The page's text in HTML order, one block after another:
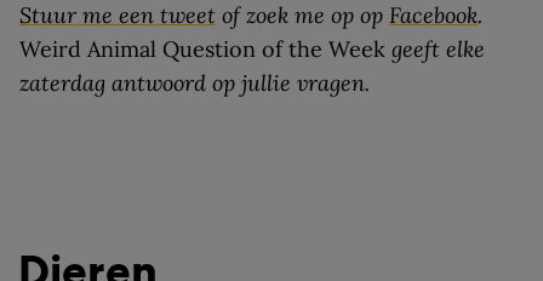
Stuur me een tweet of zoek me op op Facebook.
Weird Animal Question of the Week geeft elke
zaterdag antwoord op jullie vragen.
Dieren